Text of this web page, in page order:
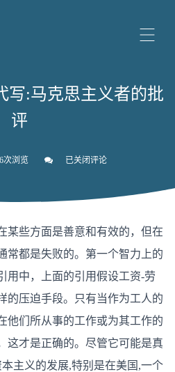
写:马克思主义者的批
评
次浏览
英
文
写:
克
主
义
者
的
批
评
已关闭评论
某些方面是善意和有效的，但在
常都是失败的。第一个智力上的
用中，上面的引用假设工资-劳
的压迫手段。只有当作为工人的
他们所从事的工作或为其工作的
这才是正确的。尽管它可能是真
主义的发展,特别是在美国,一个